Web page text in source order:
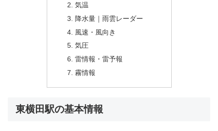
気温
降水量｜雨雲レーダー
風速・風向き
気圧
雷情報・雷予報
霧情報
東横田駅の基本情報